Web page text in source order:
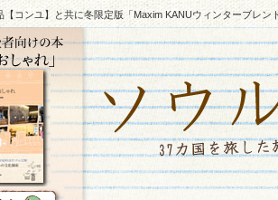
【コンユ】と共に冬限定版「Maxim KANUウィンターブレン